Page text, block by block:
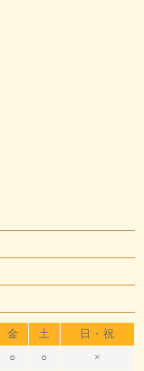
金 土
日・祝
○ ○ ×